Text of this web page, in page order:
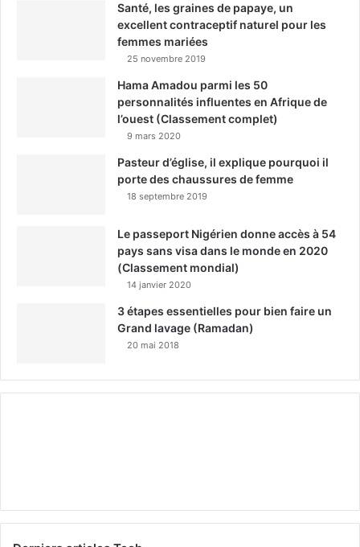
Santé, les graines de papaye, un
excellent contraceptif naturel pour les
femmes mariées
25 novembre 2019
Hama Amadou parmi les 50
personnalités influentes en Afrique de
l’ouest (Classement complet)
9 mars 2020
Pasteur d’église, il explique pourquoi il
porte des chaussures de femme
18 septembre 2019
Le passeport Nigérien donne accès à 54
pays sans visa dans le monde en 2020
(Classement mondial)
14 janvier 2020
3 étapes essentielles pour bien faire un
Grand lavage (Ramadan)
20 mai 2018